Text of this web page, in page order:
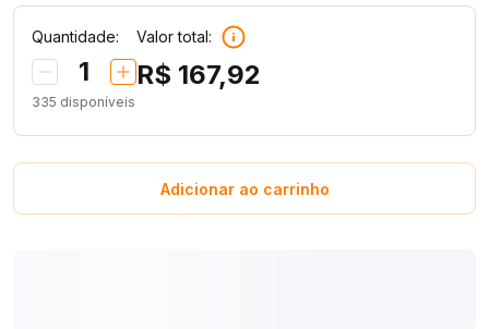
Quantidade:
1
335 disponíveis
Valor total:
R$ 167,92
Adicionar ao carrinho